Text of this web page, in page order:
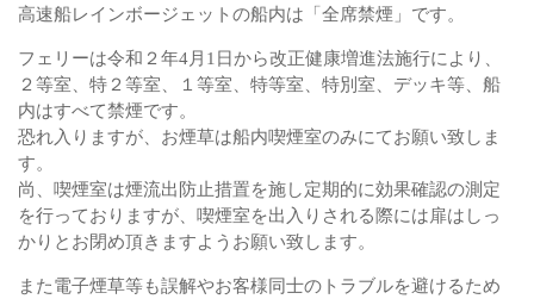
高速船レインボージェットの船内は「全席禁煙」です。
フェリーは令和２年4月1日から改正健康増進法施行により、
２等室、特２等室、１等室、特等室、特別室、デッキ等、船
内はすべて禁煙です。
恐れ入りますが、お煙草は船内喫煙室のみにてお願い致しま
す。
尚、喫煙室は煙流出防止措置を施し定期的に効果確認の測定
を行っておりますが、喫煙室を出入りされる際には扉はしっ
かりとお閉め頂きますようお願い致します。
また電子煙草等も誤解やお客様同士のトラブルを避けるため